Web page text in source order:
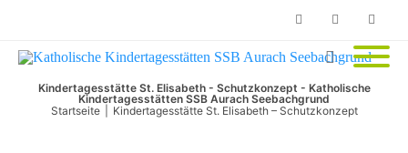
Phone FacebookEmail
Kindertagesstätte St. Elisabeth - Schutzkonzept - Katholische
Kindertagesstätten SSB Aurach Seebachgrund
Startseite
Kindertagesstätte St. Elisabeth – Schutzkonzept